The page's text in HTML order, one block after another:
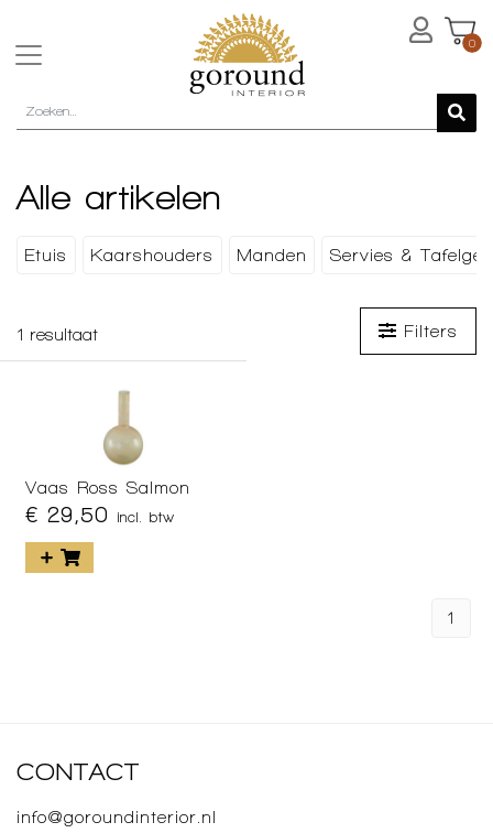
0
Alle artikelen
Etuis Kaarshouders Manden Servies &
1 resultaat Filters
Vaas Ross Salmon
€ 29,50 incl. btw
1
CONTACT
info@goroundinterior.nl